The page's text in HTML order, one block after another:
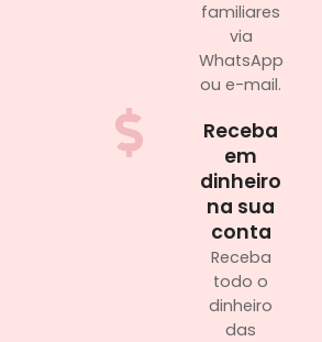
familiares
via
WhatsApp
ou e-mail.
Receba
em
dinheiro
na sua
conta
Receba
todo o
dinheiro
das